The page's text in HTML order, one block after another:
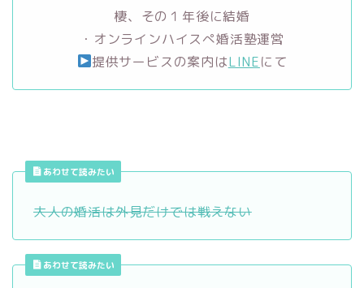
棲、その１年後に結婚
・オンラインハイスぺ婚活塾運営
提供サービスの案内はLINEにて
あわせて読みたい
大人の婚活は外見だけでは戦えない
あわせて読みたい